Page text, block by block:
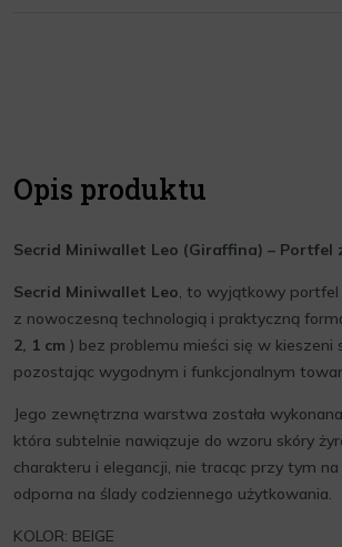
Opis produktu
Secrid Miniwallet Leo (Giraffina) – Portfel
Secrid Miniwallet Leo, to wyjątkowy portfel
z nowoczesną technologią i praktyczną
2, 1 cm ) bez problemu mieści się w kieszeni
pozostając wygodnym i funkcjonalnym
Jego zewnętrzna warstwa została
która subtelnie nawiązuje do wzoru skóry
charakteru i elegancji, nie tracąc przy tym
odporna na ślady codziennego użytkowania.
KOLOR: BEIGE